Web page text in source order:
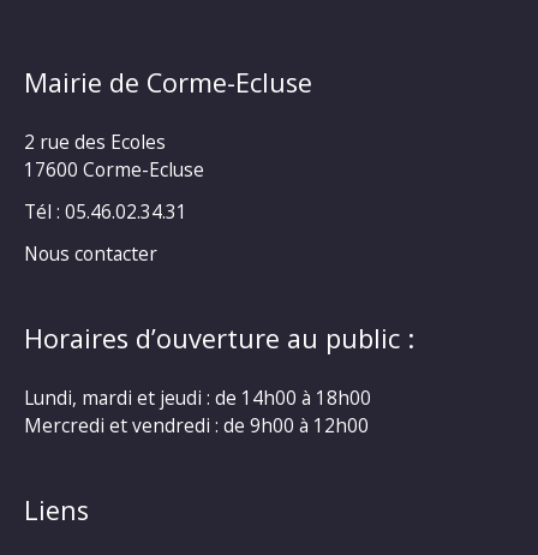
Mairie de Corme-Ecluse
2 rue des Ecoles
17600 Corme-Ecluse
Tél : 05.46.02.34.31
Nous contacter
Horaires d’ouverture au public :
Lundi, mardi et jeudi : de 14h00 à 18h00
Mercredi et vendredi : de 9h00 à 12h00
Liens